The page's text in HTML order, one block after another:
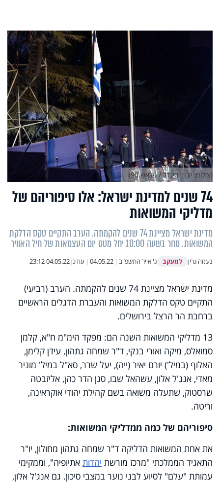
74 שנים למדינת ישראל: אלו סיפוריהם של
מדליקי המשואות
מדינת ישראל מציינת 74 שנים להקמתה. הערב התקיים טקס הדלקת
המשואות. מחר בשעה 10:00 יחל מטס יום העצמאות של חיל האוויר
נעמה גרין למעקב ג' אייר התשפ"ב |
04.05.22
| עודכן04.05.22 23:12
(צילום: יונתן סינדל / פלאש 90)
מדינת ישראל מציינת 74 שנים להקמתה. הערב (רביעי)
התקיים טקס הדלקת המשואות והעברת הדגלים הראשיים
ברחבת הר הרצל בירושלים.
13 מדליקי המשואות השנה הם: מפקד הימ"מ ח"א, קלמן
סמואלס, מיקה ואורי בנקי, ד"ר שמחה גתהון, עידן קלימן,
האלוף (במיל') יורם יאיר (ייה), יעל שרר, סא"ל במיל' מוניר
מאדי, אנג'ל אלון, עשהאל שבו, סגן הדר כהן, אליזבטה
שרסטוק, שתעלה משואה בשם קהילת יהודי אוקראינה,
וריטה.
סיפוריהם של כמה ממדליקי המשואות:
את אחת המשואות הדליקה ד"ר שמחה גתהון מחולון, יו"ר
התאגיד הממלכתי "מרכז מורשת יהדות אתיופיה", וממקימי
עמותת "עלם" לסיוע לבני נוער במצבי סיכון. גם אנג'ל אלון,